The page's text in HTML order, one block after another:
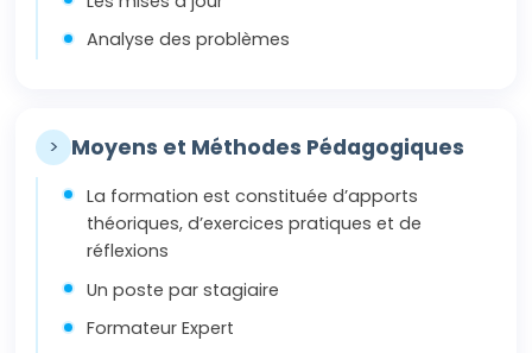
Analyse des problèmes
> Moyens et Méthodes Pédagogiques
La formation est constituée d’apports
théoriques, d’exercices pratiques et de
réflexions
Un poste par stagiaire
Formateur Expert